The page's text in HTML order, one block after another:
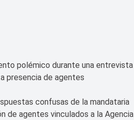
polémico durante una entrevista
presencia de agentes
confusas de la mandataria
de agentes vinculados a la Agencia